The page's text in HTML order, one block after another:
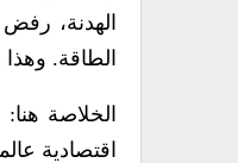
الهدنة،
الطاقة.
الخلاصة
اقتصادية